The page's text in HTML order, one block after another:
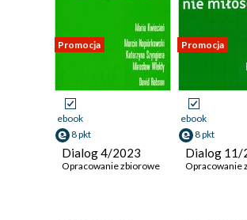
Promocja
ebook
8 pkt
Dialog 4/2023
Opracowanie zbiorowe
Promocja
ebook
8 pkt
Dialog 11/
Opracowanie